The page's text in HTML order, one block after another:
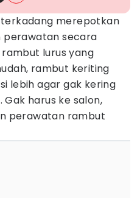
terkadang merepotkan
perawatan secara
rambut lurus yang
rambut keriting
lebih agar gak kering
harus ke salon,
perawatan rambut